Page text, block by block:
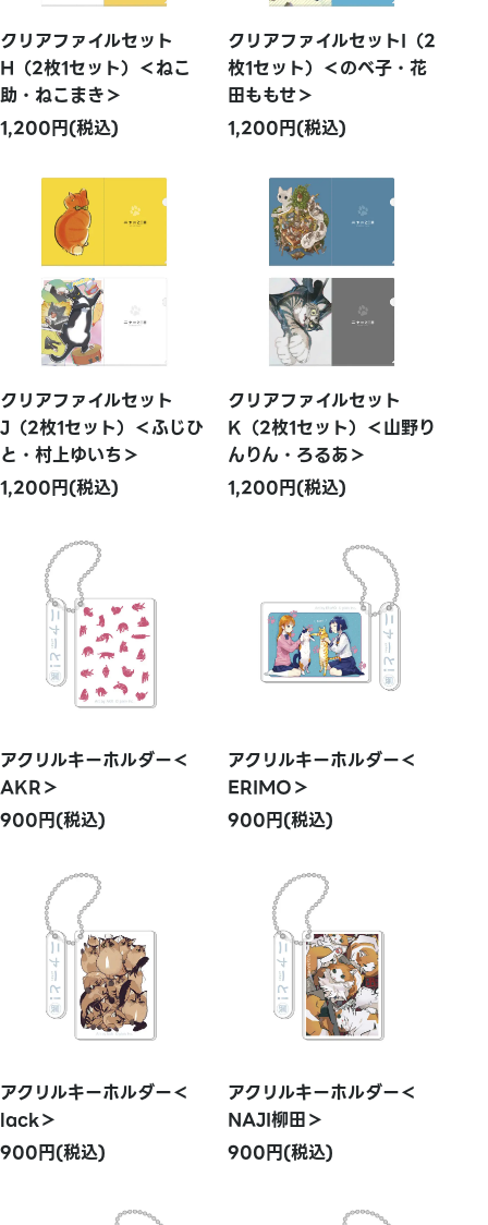
クリアファイルセット
H（2枚1セット）＜ねこ
助・ねこまき＞
1,200円(税込)
クリアファイルセットI（2
枚1セット）＜のべ子・花
田ももせ＞
1,200円(税込)
クリアファイルセット
J（2枚1セット）＜ふじひ
と・村上ゆいち＞
1,200円(税込)
クリアファイルセット
K（2枚1セット）＜山野り
んりん・ろるあ＞
1,200円(税込)
アクリルキーホルダー＜
AKR＞
900円(税込)
アクリルキーホルダー＜
ERIMO＞
900円(税込)
アクリルキーホルダー＜
lack＞
900円(税込)
アクリルキーホルダー＜
NAJI柳田＞
900円(税込)